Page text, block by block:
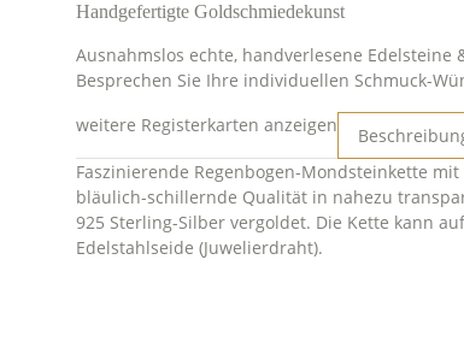
Handgefertigte Goldschmiedekunst
Ausnahmslos echte, handverlesene
Besprechen Sie Ihre individuellen Schmuck-
weitere Registerkarten anzeigen
Faszinierende Regenbogen-Mondsteinkette
bläulich-schillernde Qualität in nahezu
925 Sterling-Silber vergoldet. Die Kette kann
Edelstahlseide (Juwelierdraht).